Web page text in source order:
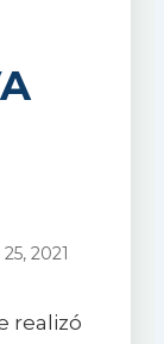
2021
realizó